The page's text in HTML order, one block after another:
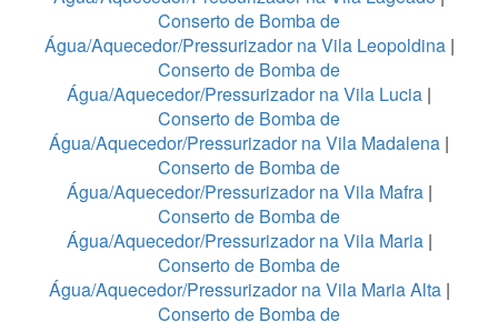
Conserto de Bomba de
Água/Aquecedor/Pressurizador na Vila Leopoldina|
Conserto de Bomba de
Água/Aquecedor/Pressurizador na Vila Lucia |
Conserto de Bomba de
Água/Aquecedor/Pressurizador na Vila Madalena |
Conserto de Bomba de
Água/Aquecedor/Pressurizador na Vila Mafra |
Conserto de Bomba de
Água/Aquecedor/Pressurizador na Vila Maria|
Conserto de Bomba de
Água/Aquecedor/Pressurizador na Vila Maria Alta|
Conserto de Bomba de